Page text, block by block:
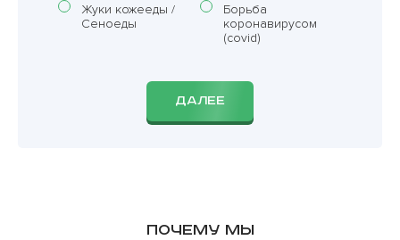
Жуки кожееды /
Сеноеды
Борьба
коронавирусом
(covid)
ДАЛЕЕ
Почему мы